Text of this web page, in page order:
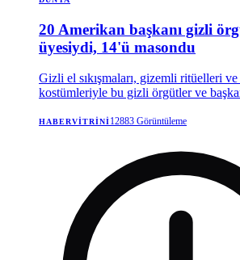
20 Amerikan başkanı gizli
üyesiydi, 14'ü masondu
Gizli el sıkışmaları, gizemli ritüelleri
kostümleriyle bu gizli örgütler ve
işlerle ilgilenenlerin ve elbette komplo
HABERVITRINI12883 Görüntüleme